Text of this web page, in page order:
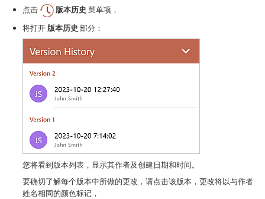
点击
版本历史 菜单项，
将打开 版本历史 部分：
您将看到版本列表，显示其作者及创建日期和时间。
要确切了解每个版本中所做的更改，请点击该版本，更改将以与作者
姓名相同的颜色标记，